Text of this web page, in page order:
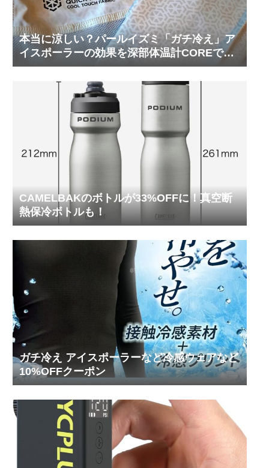
本当に涼しい？パールイズミ「ガチ冷え」ア
イスポーラーの効果を深部体温計COREで測
ってみた
CAMELBAKのボトルが33%OFFに！真空断
熱保冷ボトルも！
ガチ冷え アイスポーラーなど冷感ウェアなど
10%OFFクーポン